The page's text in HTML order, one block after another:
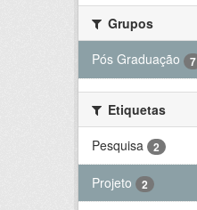
Grupos
Pós Graduação
7
Etiquetas
Pesquisa
2
Projeto 2